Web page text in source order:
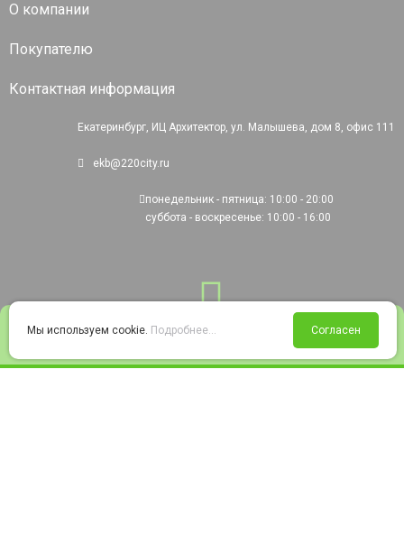
Войти Избранное Корзина
О компании
Покупателю
Контактная информация
Екатеринбург, ИЦ Архитектор, ул. Малышева, дом 8, офис 111
ekb@220city.ru
понедельник - пятница: 10:00 - 20:00
суббота - воскресенье: 10:00 - 16:00
Мы используем cookie. Подробнее... Согласен